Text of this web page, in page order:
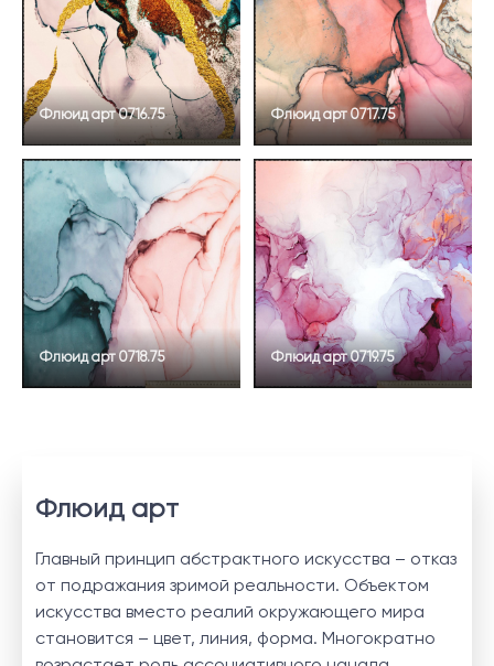
Флюид арт 0716.75 Флюид арт 0717.75
Флюид арт 0718.75 Флюид арт 0719.75
Флюид арт
Главный принцип абстрактного искусства – отказ
от подражания зримой реальности. Объектом
искусства вместо реалий окружающего мира
становится – цвет, линия, форма. Многократно